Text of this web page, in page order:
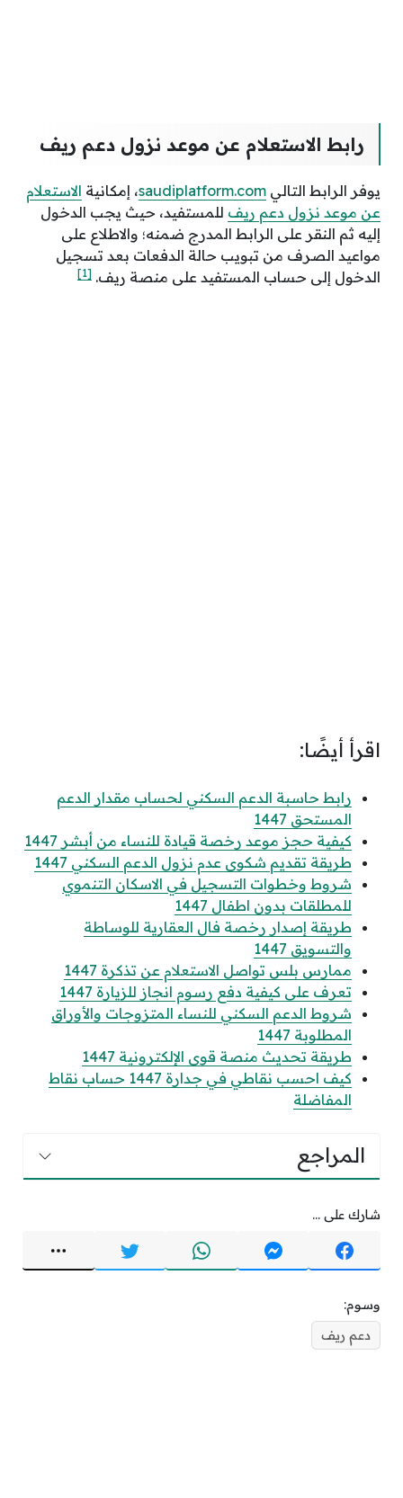
رابط الاستعلام عن موعد نزول دعم ريف
يوفر الرابط التالي saudiplatform.com، إمكانية الاستعلام
عن موعد نزول دعم ريف للمستفيد، حيث يجب الدخول
إليه ثم النقر على الرابط المدرج ضمنه؛ والاطلاع على
مواعيد الصرف من تبويب حالة الدفعات بعد تسجيل
الدخول إلى حساب المستفيد على منصة ريف. [1]
اقرأ أيضًا:
رابط حاسبة الدعم السكني لحساب مقدار الدعم
المستحق 1447
كيفية حجز موعد رخصة قيادة للنساء من أبشر 1447
طريقة تقديم شكوى عدم نزول الدعم السكني 1447
شروط وخطوات التسجيل في الاسكان التنموي
للمطلقات بدون اطفال 1447
طريقة إصدار رخصة فال العقارية للوساطة
والتسويق 1447
ممارس بلس تواصل الاستعلام عن تذكرة 1447
تعرف على كيفية دفع رسوم انجاز للزيارة 1447
شروط الدعم السكني للنساء المتزوجات والأوراق
المطلوبة 1447
طريقة تحديث منصة قوى الإلكترونية 1447
كيف احسب نقاطي في جدارة 1447 حساب نقاط
المفاضلة
المراجع
شارك على ...
وسوم:
دعم ريف